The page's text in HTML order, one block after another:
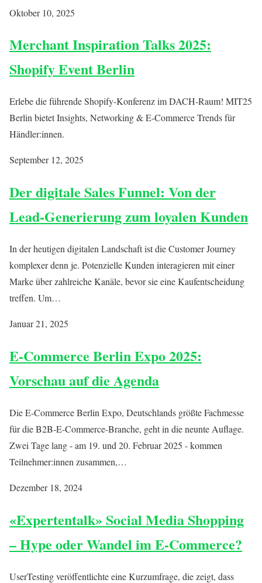
Oktober 10, 2025
Merchant Inspiration Talks 2025:
Shopify Event Berlin
Erlebe die führende Shopify-Konferenz im DACH-Raum! MIT25
Berlin bietet Insights, Networking & E-Commerce Trends für
Händler:innen.
September 12, 2025
Der digitale Sales Funnel: Von der
Lead-Generierung zum loyalen Kunden
In der heutigen digitalen Landschaft ist die Customer Journey
komplexer denn je. Potenzielle Kunden interagieren mit einer
Marke über zahlreiche Kanäle, bevor sie eine Kaufentscheidung
treffen. Um…
Januar 21, 2025
E-Commerce Berlin Expo 2025:
Vorschau auf die Agenda
Die E-Commerce Berlin Expo, Deutschlands größte Fachmesse
für die B2B-E-Commerce-Branche, geht in die neunte Auflage.
Zwei Tage lang - am 19. und 20. Februar 2025 - kommen
Teilnehmer:innen zusammen,…
Dezember 18, 2024
«Expertentalk» Social Media Shopping
– Hype oder Wandel im E-Commerce?
UserTesting veröffentlichte eine Kurzumfrage, die zeigt, dass